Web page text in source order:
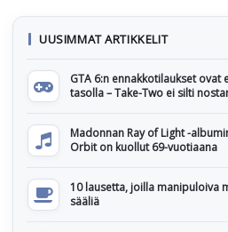
UUSIMMAT ARTIKKELIT
GTA 6:n ennakkotilaukset
tasolla – Take-Two ei silti
Madonnan Ray of Light -
Orbit on kuollut 69-vuotiaana
10 lausetta, joilla manipuloiva
sääliä